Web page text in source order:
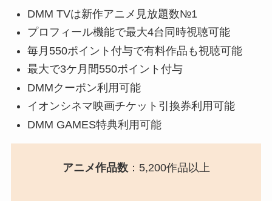
DMM TVは新作アニメ見放題数№1
プロフィール機能で最大4台同時視聴可能
毎月550ポイント付与で有料作品も視聴可能
最大で3ケ月間550ポイント付与
DMMクーポン利用可能
イオンシネマ映画チケット引換券利用可能
DMM GAMES特典利用可能
アニメ作品数：5,200作品以上